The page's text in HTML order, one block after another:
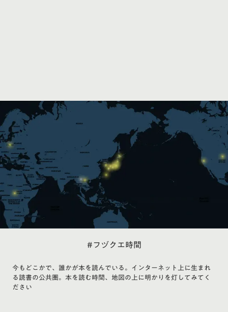
#フヅクエ時間
今もどこかで、誰かが本を読んでいる。インターネット上に生まれ
る読書の公共圏。本を読む時間、地図の上に明かりを灯してみてく
ださい